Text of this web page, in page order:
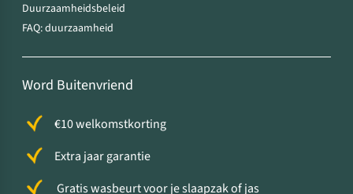
Duurzaamheidsbeleid
FAQ: duurzaamheid
Word Buitenvriend
€10 welkomstkorting
Extra jaar garantie
Gratis wasbeurt voor je slaapzak of jas